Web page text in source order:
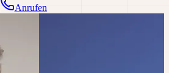
Anrufen